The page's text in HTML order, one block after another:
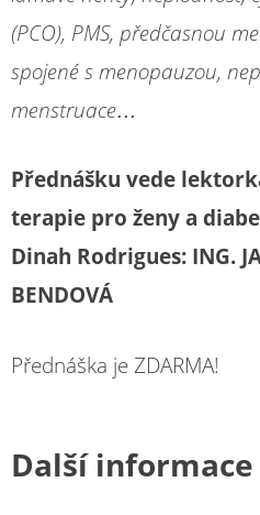
(PCO), PMS, předčasnou
spojené s menopauzou,
menstruace…
Přednášku vede
terapie pro ženy a
Dinah Rodrigues: ING.
BENDOVÁ
Přednáška je ZDARMA!
Další informace